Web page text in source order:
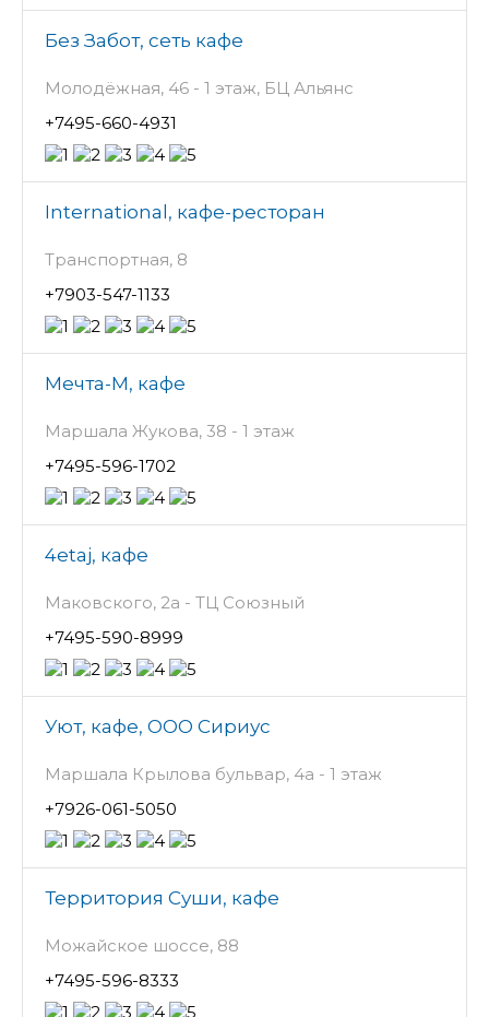
Без Забот, сеть кафе
Молодёжная, 46 - 1 этаж, БЦ Альянс
+7495-660-4931
International, кафе-ресторан
Транспортная, 8
+7903-547-1133
Мечта-М, кафе
Маршала Жукова, 38 - 1 этаж
+7495-596-1702
4etaj, кафе
Маковского, 2а - ТЦ Союзный
+7495-590-8999
Уют, кафе, ООО Сириус
Маршала Крылова бульвар, 4а - 1 этаж
+7926-061-5050
Территория Суши, кафе
Можайское шоссе, 88
+7495-596-8333